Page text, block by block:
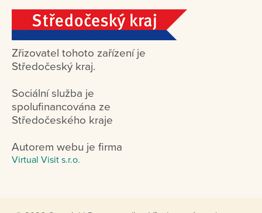
Zřizovatel tohoto zařízení je
Středočeský kraj.
Sociální služba je
spolufinancována ze
Středočeského kraje
Autorem webu je firma
Virtual Visit s.r.o.